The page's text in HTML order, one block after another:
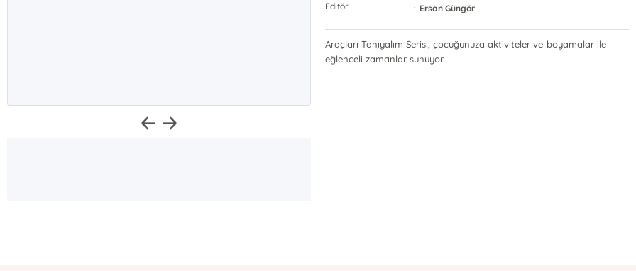
Editör : Ersan Güngör
Araçları Tanıyalım Serisi, çocuğunuza aktiviteler ve boyamalar ile
eğlenceli zamanlar sunuyor.